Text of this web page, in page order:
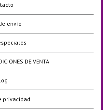
envío
DE VENTA
privacidad